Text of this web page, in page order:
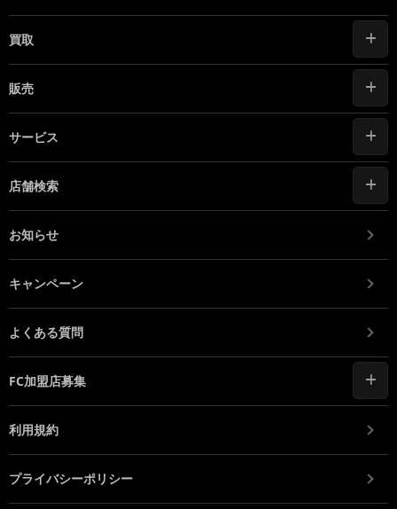
買取
販売
サービス
店舗検索
お知らせ
キャンペーン
よくある質問
FC加盟店募集
利用規約
プライバシーポリシー